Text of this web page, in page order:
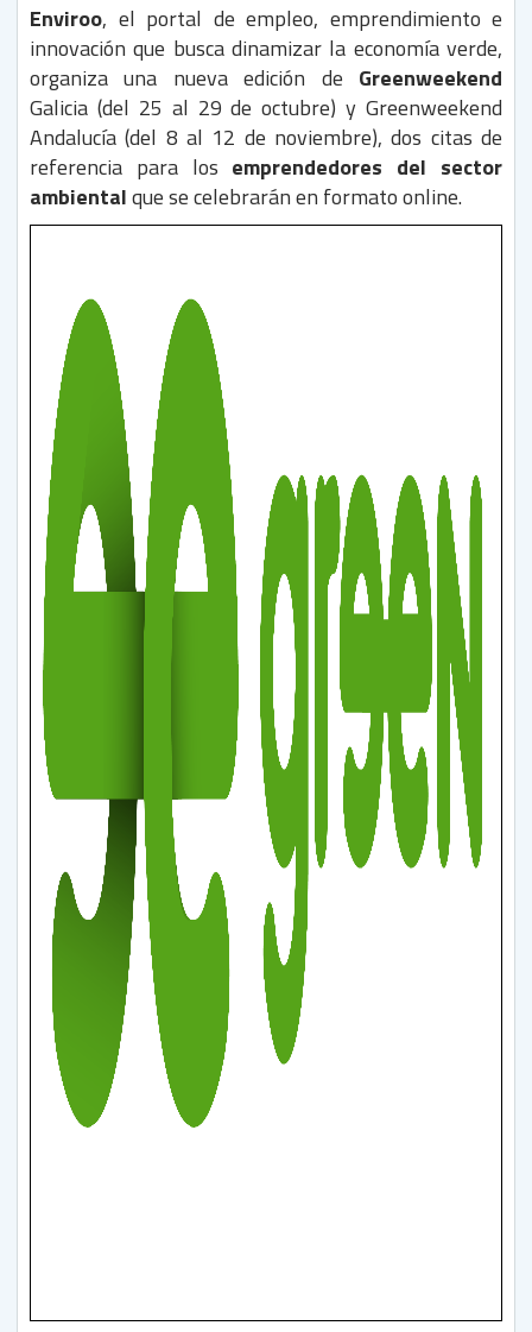
Enviroo, el portal de empleo, emprendimiento e
innovación que busca dinamizar la economía verde,
organiza una nueva edición de Greenweekend
Galicia (del 25 al 29 de octubre) y Greenweekend
Andalucía (del 8 al 12 de noviembre), dos citas de
referencia para los emprendedores del sector
ambientalque se celebrarán en formato online.